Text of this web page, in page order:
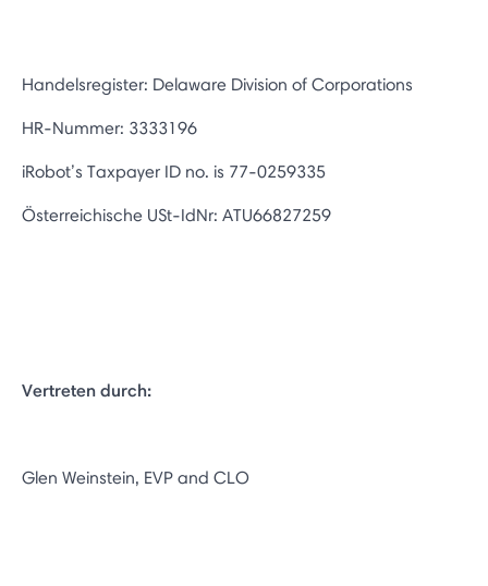
Handelsregister: Delaware Division of Corporations
HR-Nummer: 3333196
iRobot’s Taxpayer ID no. is 77-0259335
Österreichische USt-IdNr: ATU66827259
Vertreten durch:
Glen Weinstein, EVP and CLO